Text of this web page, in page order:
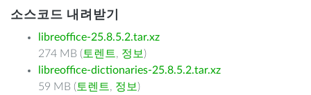
소스코드 내려받기
libreoffice-25.8.5.2.tar.xz
274 MB ( 토렌트, 정보 )
libreoffice-dictionaries-25.8.5.2.tar.xz
59 MB ( 토렌트, 정보 )